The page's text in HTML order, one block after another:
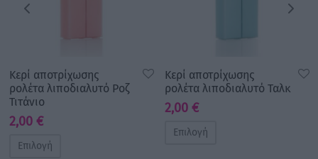
Κερί αποτρίχωσης
ρολέτα λιποδιαλυτό Ροζ
Τιτάνιο
2,00 €
Επιλογή
Κερί αποτρίχωσης
ρολέτα λιποδιαλυτό Ταλκ
2,00 €
Επιλογή